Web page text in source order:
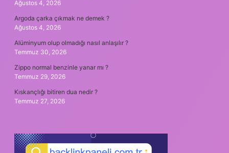
Ağustos 4, 2026
Argoda çarka çıkmak ne demek ?
Ağustos 4, 2026
Alüminyum olup olmadığı nasıl anlaşılır ?
Temmuz 30, 2026
Zippo normal benzinle yanar mı ?
Temmuz 29, 2026
Kıskançlığı bitiren dua nedir ?
Temmuz 27, 2026